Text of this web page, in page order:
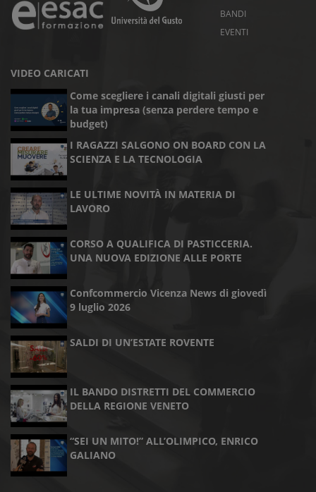
BANDI
EVENTI
VIDEO CARICATI
Come scegliere i canali digitali giusti per
la tua impresa (senza perdere tempo e
budget)
I RAGAZZI SALGONO ON BOARD CON LA
SCIENZA E LA TECNOLOGIA
LE ULTIME NOVITÀ IN MATERIA DI
LAVORO
CORSO A QUALIFICA DI PASTICCERIA.
UNA NUOVA EDIZIONE ALLE PORTE
Confcommercio Vicenza News di giovedì
9 luglio 2026
SALDI DI UN’ESTATE ROVENTE
IL BANDO DISTRETTI DEL COMMERCIO
DELLA REGIONE VENETO
“SEI UN MITO!” ALL’OLIMPICO, ENRICO
GALIANO